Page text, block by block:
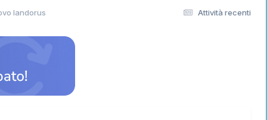
Attività recenti
landorus